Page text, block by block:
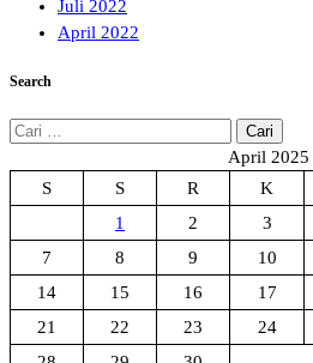
Juli 2022
April 2022
Search
Cari
April 2025
S
S R K
1
2 3
7
8 9 10
14
15 16 17
21
22 23 24